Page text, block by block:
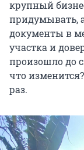
крупный
придумывать,
документы в
участка и
произошло до
что
раз.